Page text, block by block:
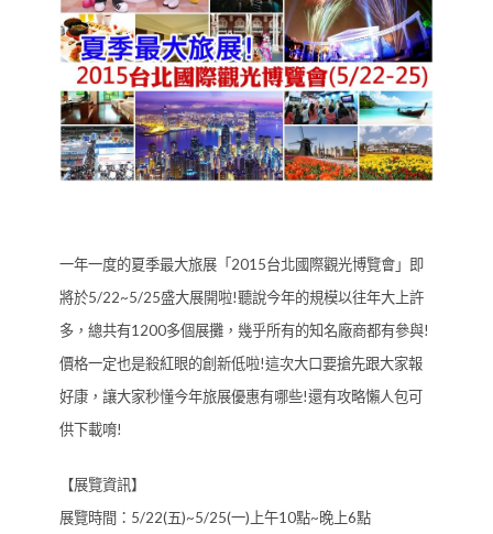
一年一度的夏季最大旅展「2015台北國際觀光博覽會」即
將於5/22~5/25盛大展開啦!聽說今年的規模以往年大上許
多，總共有1200多個展攤，幾乎所有的知名廠商都有參與!
價格一定也是殺紅眼的創新低啦!這次大口要搶先跟大家報
好康，讓大家秒懂今年旅展優惠有哪些!還有攻略懶人包可
供下載唷!
【展覽資訊】
展覽時間：5/22(五)~5/25(一)上午10點~晚上6點